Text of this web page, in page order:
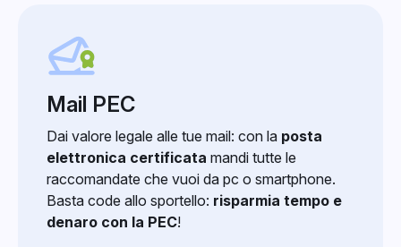
Mail PEC
Dai valore legale alle tue mail: con la posta
elettronica certificata mandi tutte le
raccomandate che vuoi da pc o smartphone.
Basta code allo sportello: risparmia tempo e
denaro con la PEC!